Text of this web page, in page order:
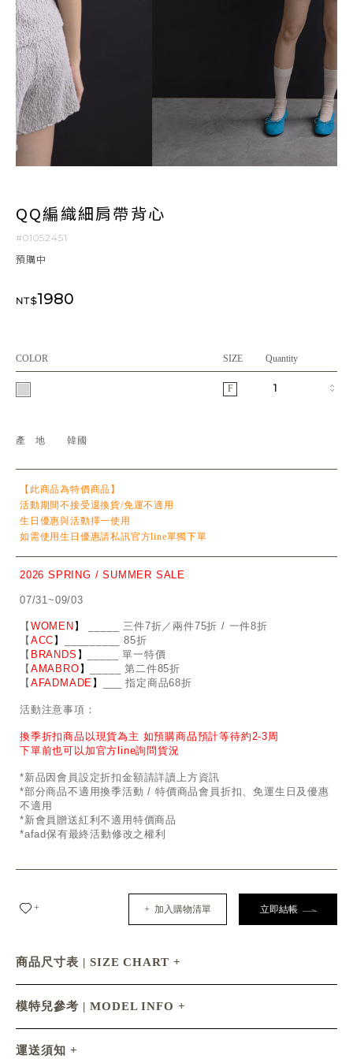
QQ編織細肩帶背心
#01052451
預購中
NT$1980
COLOR SIZE Quantity
F
產地韓國
【此商品為特價商品】
活動期間不接受退換貨/免運不適用
生日優惠與活動擇一使用
如需使用生日優惠請私訊官方line單獨下單
2026 SPRING / SUMMER SALE
07/31~09/03
【 WOMEN 】
___ 三件7折／兩件75折 / 一件8折
【 ACC 】
____ 85折
【 BRANDS 】
_ 單一特價
【 AMABRO 】
_ 第二件85折
【 AFADMADE 】 ___ 指定商品68折
活動注意事項：
換季折扣商品以現貨為主 如預購商品預計等待約2-3周
下單前也可以加官方line詢問貨況
*新品因會員設定折扣金額請詳讀上方資訊
*部分商品不適用換季活動 / 特價商品會員折扣、免運生日及優惠
不適用
*新會員贈送紅利不適用特價商品
*afad保有最終活動修改之權利
+ + 加入購物清單 立即結帳
商品尺寸表 | SIZE CHART
模特兒參考 | MODEL INFO
運送須知